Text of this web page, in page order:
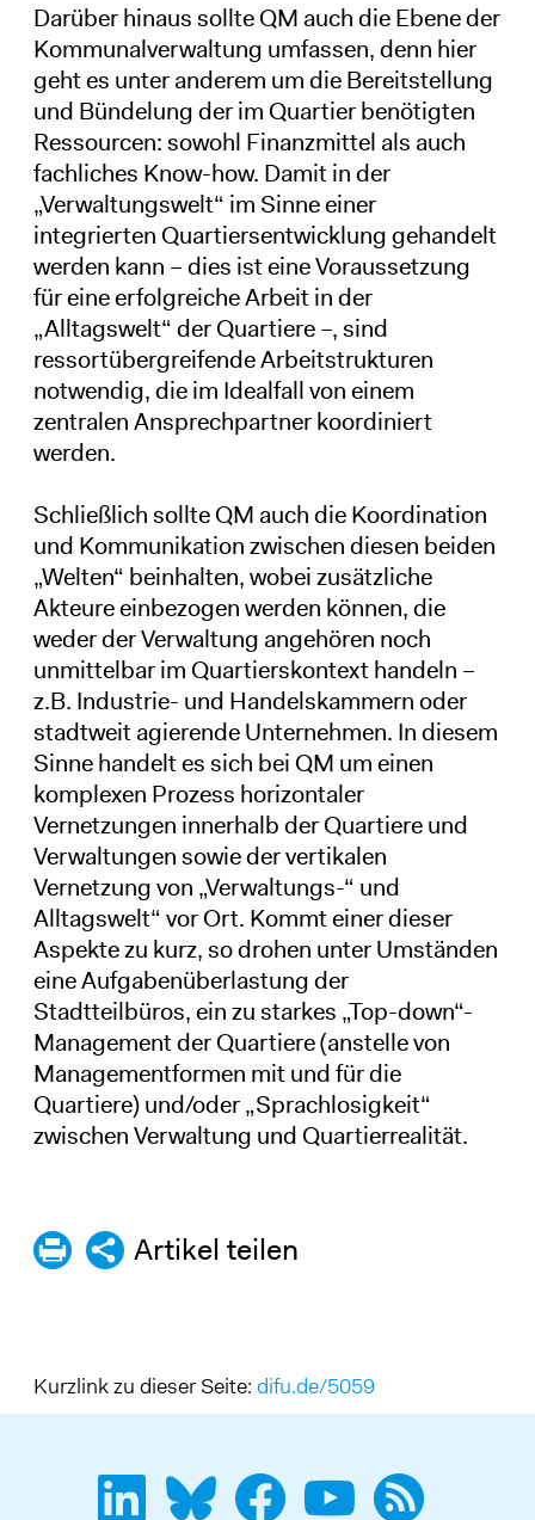
Darüber hinaus sollte QM auch die Ebene der
Kommunalverwaltung umfassen, denn hier
geht es unter anderem um die Bereitstellung
und Bündelung der im Quartier benötigten
Ressourcen: sowohl Finanzmittel als auch
fachliches Know-how. Damit in der
„Verwaltungswelt“ im Sinne einer
integrierten Quartiersentwicklung gehandelt
werden kann – dies ist eine Voraussetzung
für eine erfolgreiche Arbeit in der
„Alltagswelt“ der Quartiere –, sind
ressortübergreifende Arbeitstrukturen
notwendig, die im Idealfall von einem
zentralen Ansprechpartner koordiniert
werden.
Schließlich sollte QM auch die Koordination
und Kommunikation zwischen diesen beiden
„Welten“ beinhalten, wobei zusätzliche
Akteure einbezogen werden können, die
weder der Verwaltung angehören noch
unmittelbar im Quartierskontext handeln –
z.B. Industrie- und Handelskammern oder
stadtweit agierende Unternehmen. In diesem
Sinne handelt es sich bei QM um einen
komplexen Prozess horizontaler
Vernetzungen innerhalb der Quartiere und
Verwaltungen sowie der vertikalen
Vernetzung von „Verwaltungs-“ und
Alltagswelt“ vor Ort. Kommt einer dieser
Aspekte zu kurz, so drohen unter Umständen
eine Aufgabenüberlastung der
Stadtteilbüros, ein zu starkes „Top-down“-
Management der Quartiere (anstelle von
Managementformen mit und für die
Quartiere) und/oder „Sprachlosigkeit“
zwischen Verwaltung und Quartierrealität.
Artikel teilen
Kurzlink zu dieser Seite: difu.de/5059